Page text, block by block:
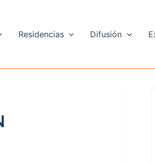
Residencias Difusión